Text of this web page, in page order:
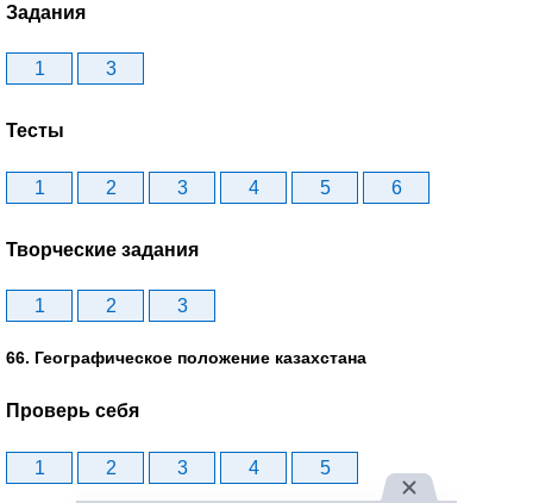
Задания
1 3
Тесты
1 2 3 4 5 6
Творческие задания
1 2 3
66. Географическое положение казахстана
Проверь себя
1 2 3 4 5